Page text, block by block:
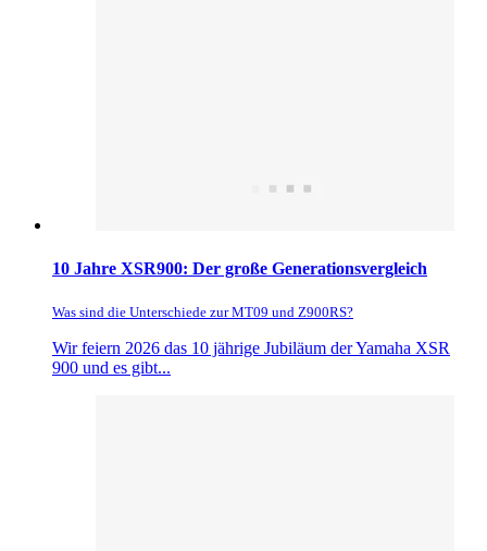
10 Jahre XSR900: Der große Generationsvergleich
Was sind die Unterschiede zur MT09 und Z900RS?
Wir feiern 2026 das 10 jährige Jubiläum der Yamaha XSR
900 und es gibt...